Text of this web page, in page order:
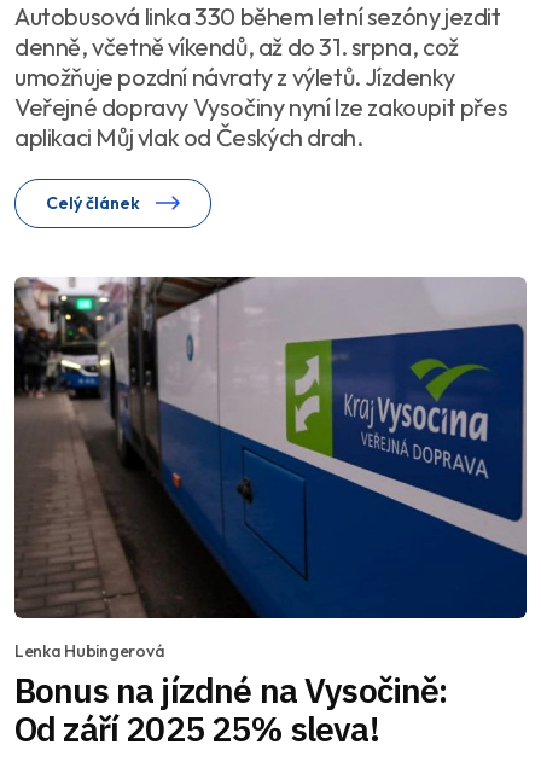
Autobusová linka 330 během letní sezóny jezdit
denně, včetně víkendů, až do 31. srpna, což
umožňuje pozdní návraty z výletů. Jízdenky
Veřejné dopravy Vysočiny nyní lze zakoupit přes
aplikaci Můj vlak od Českých drah.
Celý článek
Lenka Hubingerová
Bonus na jízdné na Vysočině:
Od září 2025 25% sleva!